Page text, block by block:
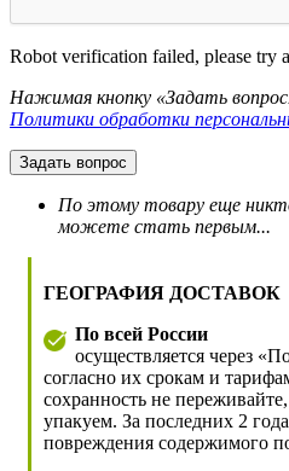
Robot verification failed, please try
Нажимая кнопку «Задать
Политики обработки
Задать вопрос
По этому товару еще
можете стать первым...
ГЕОГРАФИЯ ДОСТАВОК
По всей России
осуществляется через
согласно их срокам и
сохранность не
упакуем. За последних 2
повреждения содержимого